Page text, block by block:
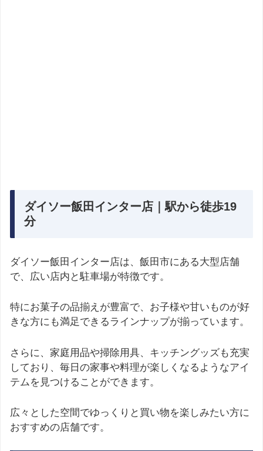
ダイソー飯田インター店｜駅から徒歩19
分
ダイソー飯田インター店は、飯田市にある大型店舗
で、広い店内と駐車場が特徴です。
特にお菓子の品揃えが豊富で、お子様や甘いものが好
きな方にも満足できるラインナップが揃っています。
さらに、家庭用品や掃除用具、キッチングッズも充実
しており、毎日の家事や料理が楽しくなるようなアイ
テムを見つけることができます。
広々とした空間でゆっくりと買い物を楽しみたい方に
おすすめの店舗です。